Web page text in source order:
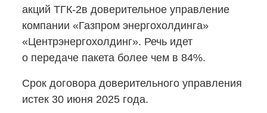
акций ТГК-2в доверительное управление
компании «Газпром энергохолдинга»
«Центрэнергохолдинг». Речь идет
о передаче пакета более чем в 84%.
Срок договора доверительного управления
истек 30 июня 2025 года.